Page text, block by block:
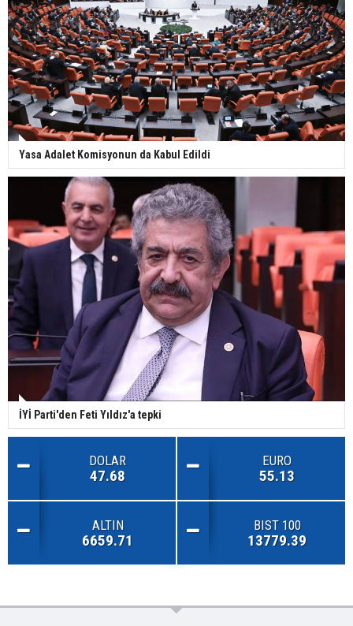
Yasa Adalet Komisyonun da Kabul Edildi
İYİ Parti'den Feti Yıldız'a tepki
DOLAR
47.68
EURO
55.13
ALTIN
6659.71
BIST 100
13779.39